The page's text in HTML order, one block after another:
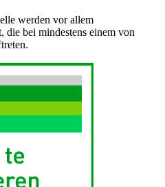
werden vor allem
die bei mindestens einem von